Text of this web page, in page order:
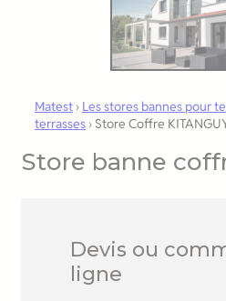
Matest › Les stores bannes pour
terrasses › Store Coffre
Store banne
Devis ou
ligne